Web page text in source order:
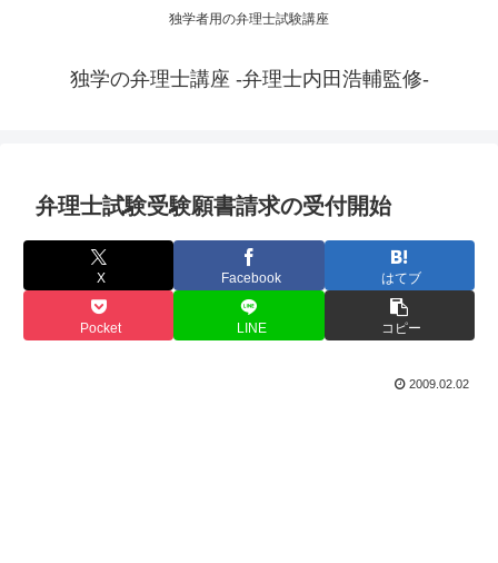
独学者用の弁理士試験講座
独学の弁理士講座 -弁理士内田浩輔監修-
弁理士試験受験願書請求の受付開始
X Facebook はてブ
Pocket LINE コピー
2009.02.02